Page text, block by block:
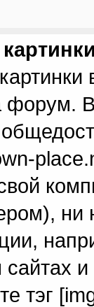
форум.
ни
и
тэг